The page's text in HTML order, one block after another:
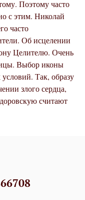
Поэтому часто
с этим. Николай
часто
Об исцелении
Целителю. Очень
Выбор иконы
Так, образу
злого сердца,
считают